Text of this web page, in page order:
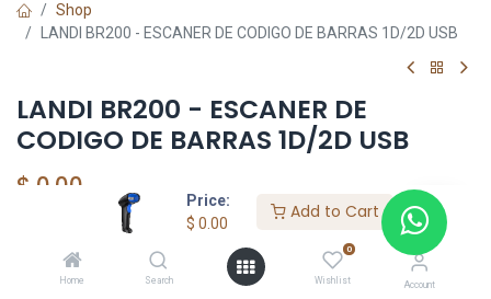
Price:
$ 0.00
Add to Cart
Home Search
0
Wishlist Account
Shop
LANDI BR200 - ESCANER DE CODIGO DE BARRAS 1D/2D USB
LANDI BR200 - ESCANER DE
CODIGO DE BARRAS 1D/2D USB
$ 0.00
Add to Cart